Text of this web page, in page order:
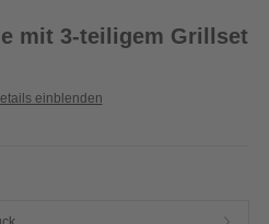
mit 3-teiligem Grillset
einblenden